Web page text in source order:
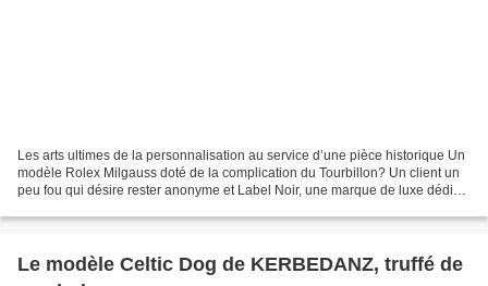
Les arts ultimes de la personnalisation au service d’une pièce historique Un
modèle Rolex Milgauss doté de la complication du Tourbillon? Un client un
peu fou qui désire rester anonyme et Label Noir, une marque de luxe dédiée
Le modèle Celtic Dog de KERBEDANZ, truffé de